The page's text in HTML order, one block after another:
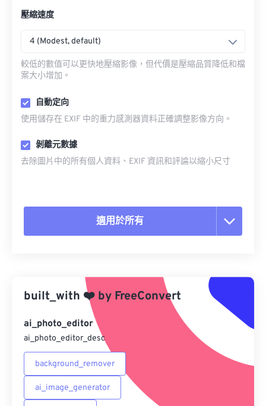
壓縮速度
4 (Modest, default)
較低的數值可以更快地壓縮影像，但代價是壓縮品質降低和檔
案大小增加。
自動定向
使用儲存在 EXIF 中的重力感測器資料正確調整影像方向。
剝離元數據
去除圖片中的所有個人資料、EXIF 資訊和評論以縮小尺寸
適用於所有
另存為預設
built_with ❤️ by FreeConvert
ai_photo_editor
ai_photo_editor_desc
background_remover
ai_image_generator